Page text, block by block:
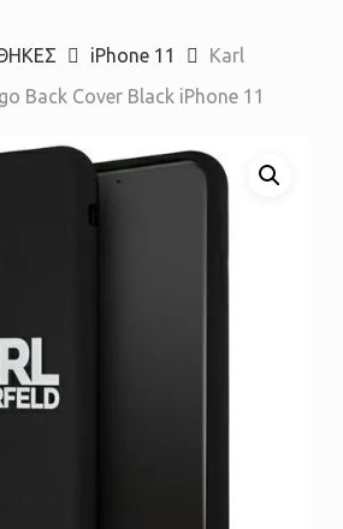
iPhone 11
Karl
Back Cover Black iPhone 11